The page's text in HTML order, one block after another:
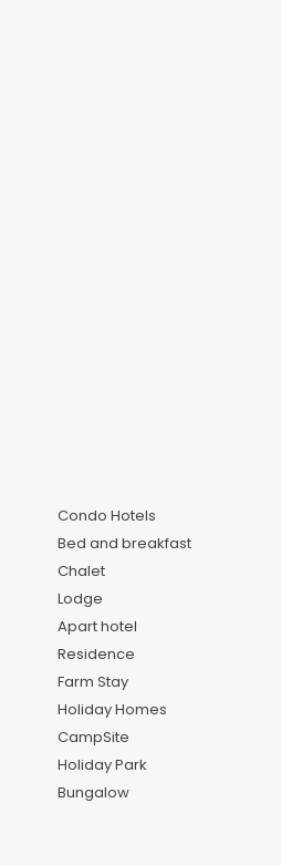
Condo Hotels
Bed and breakfast
Chalet
Lodge
Apart hotel
Residence
Farm Stay
Holiday Homes
CampSite
Holiday Park
Bungalow